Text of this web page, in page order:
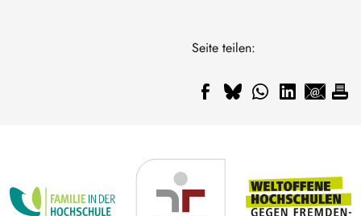
Seite teilen: